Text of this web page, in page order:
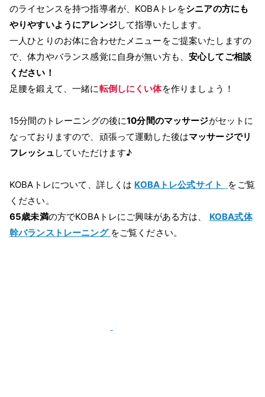
のライセンスを持つ指導者が、KOBAトレをシニアの方にも
やりやすいようにアレンジして指導いたします。
一人ひとりのお体に合わせたメニューをご提案いたしますの
で、体力やバランス感覚に自身が無い方も、 安心してご相談
ください！
足腰を鍛えて、一緒に転倒しにくい体を作りましょう！
15分間のトレーニングの後に10分間のマッサージがセットに
なっておりますので、頑張って運動した後はマッサージでリ
フレッシュ していただけます♪
KOBAトレについて、詳しくは KOBAトレ公式サイト
をご覧
ください。
65歳未満の方でKOBAトレにご興味がある方は、 KOBA式体
幹バランストレーニング をご覧ください。